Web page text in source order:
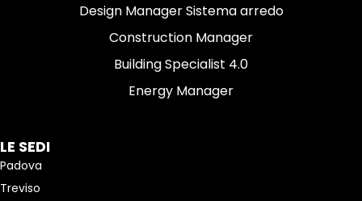
Design Manager Sistema arredo
Construction Manager
Building Specialist 4.0
Energy Manager
LE SEDI
Padova
Treviso